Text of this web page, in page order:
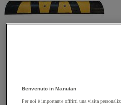
Benvenuto in Manutan
Per noi è importante offrirti una visita